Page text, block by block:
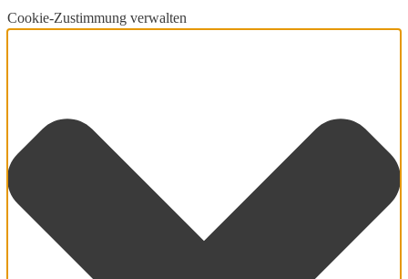
Cookie-Zustimmung verwalten